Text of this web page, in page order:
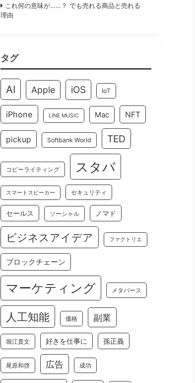
これ何の意味が……？ でも売れる商品と売れる
理由
タグ
AI Apple iOS IoT
iPhone LINE MUSIC Mac NFT
pickup Softbank World TED
コピーライティング スタバ
スマートスピーカー セキュリティ
セールス ソーシャル ノマド
ビジネスアイデア ファクトリエ
ブロックチェーン
マーケティング メタバース
人工知能 価格 副業
堀江貴文 好きを仕事に 孫正義
尾原和啓 広告 成功